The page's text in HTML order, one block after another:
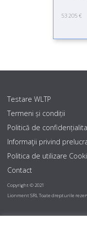
53 205 €
Testare WLTP
Termeni și condiții
Politică de
Informaţii privind
Politica de utilizare
Contact
Copyright © 2021
Lionment SRL Toate drepturile